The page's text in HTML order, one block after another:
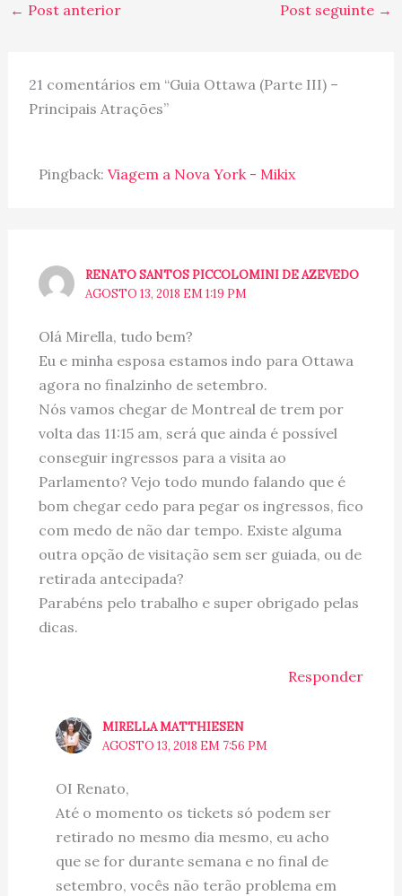
← Post anterior Post seguinte →
21 comentários em “Guia Ottawa (Parte III) –
Principais Atrações”
Pingback: Viagem a Nova York - Mikix
RENATO SANTOS PICCOLOMINI DE AZEVEDO
AGOSTO 13, 2018 EM 1:19 PM
Olá Mirella, tudo bem?
Eu e minha esposa estamos indo para Ottawa
agora no finalzinho de setembro.
Nós vamos chegar de Montreal de trem por
volta das 11:15 am, será que ainda é possível
conseguir ingressos para a visita ao
Parlamento? Vejo todo mundo falando que é
bom chegar cedo para pegar os ingressos, fico
com medo de não dar tempo. Existe alguma
outra opção de visitação sem ser guiada, ou de
retirada antecipada?
Parabéns pelo trabalho e super obrigado pelas
dicas.
Responder
MIRELLA MATTHIESEN
AGOSTO 13, 2018 EM 7:56 PM
OI Renato,
Até o momento os tickets só podem ser
retirado no mesmo dia mesmo, eu acho
que se for durante semana e no final de
setembro, vocês não terão problema em